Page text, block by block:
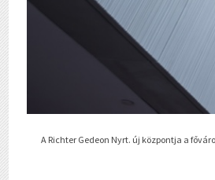
A Richter Gedeon Nyrt. új központja a